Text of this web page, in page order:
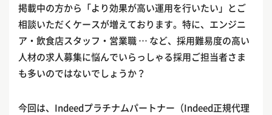
掲載中の方から「より効果が高い運用を行いたい」とご
相談いただくケースが増えております。特に、エンジニ
ア・飲食店スタッフ・営業職 … など、採用難易度の高い
人材の求人募集に悩んでいらっしゃる採用ご担当者さま
も多いのではないでしょうか？
今回は、Indeedプラチナムパートナー（Indeed正規代理